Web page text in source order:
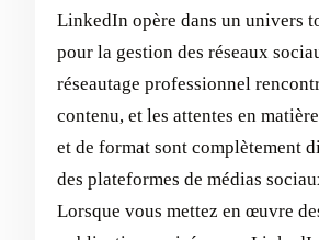
LinkedIn opère dans un univers
pour la gestion des réseaux
réseautage professionnel
contenu, et les attentes en
et de format sont complètement
des plateformes de médias
Lorsque vous mettez en œuvre